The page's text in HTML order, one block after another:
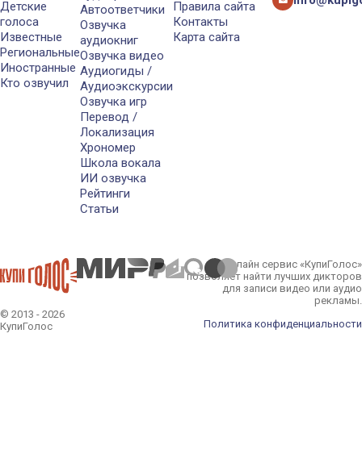
Детские
голоса
Известные
Региональные
Иностранные
Кто озвучил
Автоответчики
Озвучка
аудиокниг
Озвучка видео
Аудиогиды /
Аудиоэкскурсии
Озвучка игр
Перевод /
Локализация
Хрономер
Школа вокала
ИИ озвучка
Рейтинги
Статьи
Правила сайта
Контакты
Карта сайта
© 2013 - 2026
КупиГолос
Онлайн сервис «КупиГолос»
позволяет найти лучших дикторов
для записи видео или аудио
рекламы.
Политика конфиденциальности